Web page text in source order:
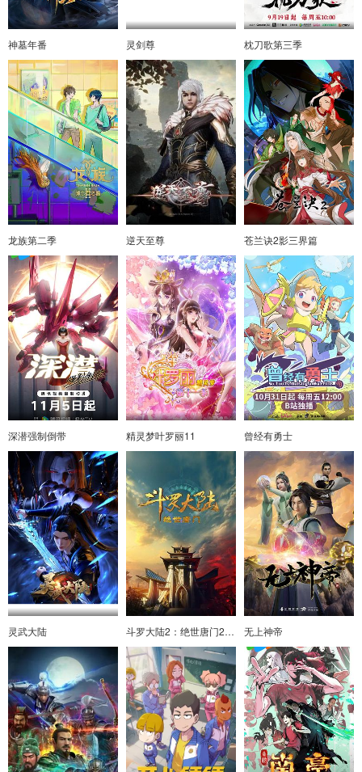
神墓年番 灵剑尊 枕刀歌第三季
龙族第二季 逆天至尊 苍兰诀2影三界篇
深潜强制倒带 精灵梦叶罗丽11 曾经有勇士
灵武大陆 斗罗大陆2：绝世唐门2023 无上神帝